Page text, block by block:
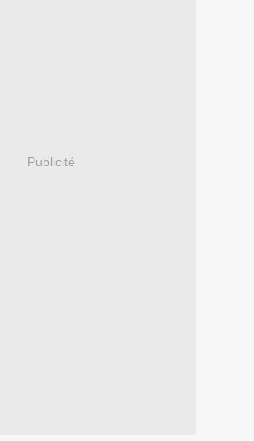
Publicité